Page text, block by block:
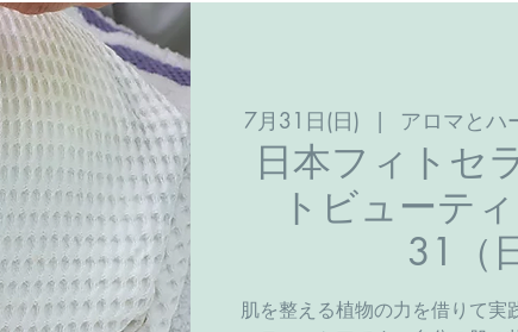
7月31日(日)
  |
アロマと
日本フィトセ
トビューテ
31（
肌を整える植物の力を借りて実